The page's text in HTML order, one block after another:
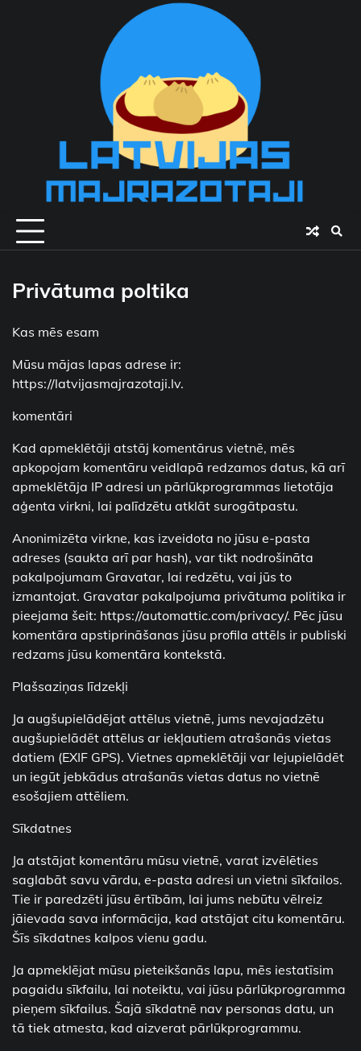
Privātuma poltika
Kas mēs esam
Mūsu mājas lapas adrese ir:
https://latvijasmajrazotaji.lv.
komentāri
Kad apmeklētāji atstāj komentārus vietnē, mēs
apkopojam komentāru veidlapā redzamos datus, kā arī
apmeklētāja IP adresi un pārlūkprogrammas lietotāja
aģenta virkni, lai palīdzētu atklāt surogātpastu.
Anonimizēta virkne, kas izveidota no jūsu e-pasta
adreses (saukta arī par hash), var tikt nodrošināta
pakalpojumam Gravatar, lai redzētu, vai jūs to
izmantojat. Gravatar pakalpojuma privātuma politika ir
pieejama šeit: https://automattic.com/privacy/. Pēc jūsu
komentāra apstiprināšanas jūsu profila attēls ir publiski
redzams jūsu komentāra kontekstā.
Plašsaziņas līdzekļi
Ja augšupielādējat attēlus vietnē, jums nevajadzētu
augšupielādēt attēlus ar iekļautiem atrašanās vietas
datiem (EXIF GPS). Vietnes apmeklētāji var lejupielādēt
un iegūt jebkādus atrašanās vietas datus no vietnē
esošajiem attēliem.
Sīkdatnes
Ja atstājat komentāru mūsu vietnē, varat izvēlēties
saglabāt savu vārdu, e-pasta adresi un vietni sīkfailos.
Tie ir paredzēti jūsu ērtībām, lai jums nebūtu vēlreiz
jāievada sava informācija, kad atstājat citu komentāru.
Šīs sīkdatnes kalpos vienu gadu.
Ja apmeklējat mūsu pieteikšanās lapu, mēs iestatīsim
pagaidu sīkfailu, lai noteiktu, vai jūsu pārlūkprogramma
pieņem sīkfailus. Šajā sīkdatnē nav personas datu, un
tā tiek atmesta, kad aizverat pārlūkprogrammu.